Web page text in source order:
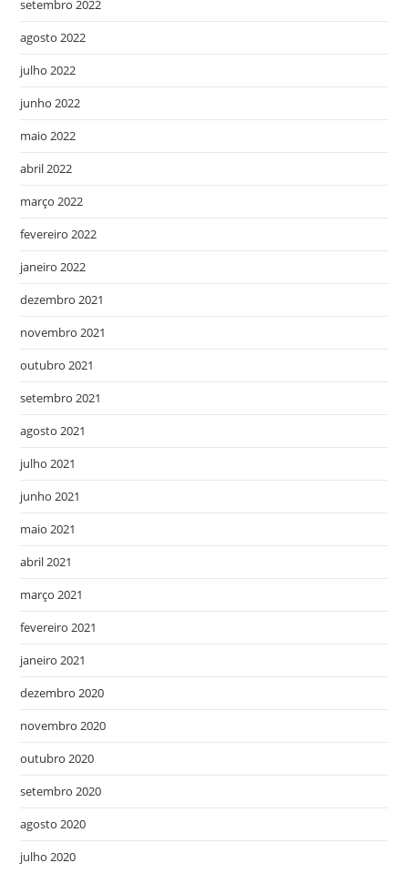
setembro 2022
agosto 2022
julho 2022
junho 2022
maio 2022
abril 2022
março 2022
fevereiro 2022
janeiro 2022
dezembro 2021
novembro 2021
outubro 2021
setembro 2021
agosto 2021
julho 2021
junho 2021
maio 2021
abril 2021
março 2021
fevereiro 2021
janeiro 2021
dezembro 2020
novembro 2020
outubro 2020
setembro 2020
agosto 2020
julho 2020